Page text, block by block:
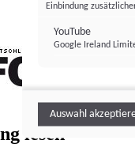
lesen
Einbindung
YouTube
Google Ireland
Auswahl